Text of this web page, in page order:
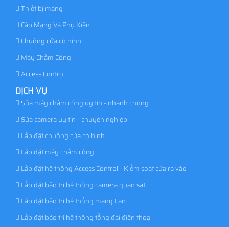
Thiết bị mạng
Cáp Mạng Và Phụ Kiện
Chuông cửa có hình
Máy Chấm Công
Access Control
DỊCH VỤ
Sửa máy chấm công uy tín - nhanh chóng
Sửa camera uy tín - chuyên nghiệp
Lắp đặt chuông cửa có hình
Lắp đặt máy chấm công
Lắp đặt hệ thống Access Control - Kiểm soát cửa ra vào
Lắp đặt bảo trì hệ thống camera quan sát
Lắp đặt bảo trì hệ thống mạng Lan
Lắp đặt bảo trì hệ thống tổng đài điện thoại